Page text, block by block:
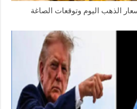
الذهب اليوم وتوقعات الصاغة